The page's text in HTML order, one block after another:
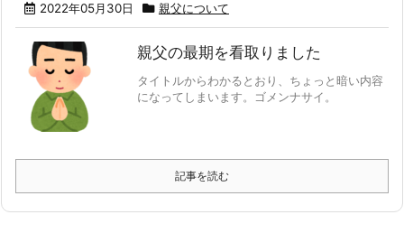
2022年05月30日 親父について
親父の最期を看取りました
タイトルからわかるとおり、ちょっと暗い内容
になってしまいます。ゴメンナサイ。
記事を読む